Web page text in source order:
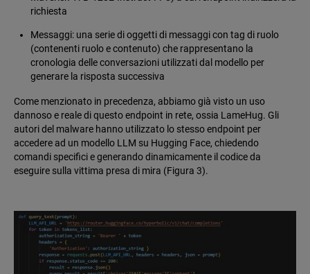
richiesta
Messaggi: una serie di oggetti di messaggi con tag di ruolo
(contenenti ruolo e contenuto) che rappresentano la
cronologia delle conversazioni utilizzati dal modello per
generare la risposta successiva
Come menzionato in precedenza, abbiamo già visto un uso
dannoso e reale di questo endpoint in rete, ossia LameHug. Gli
autori del malware hanno utilizzato lo stesso endpoint per
accedere ad un modello LLM su Hugging Face, chiedendo
comandi specifici e generando dinamicamente il codice da
eseguire sulla vittima presa di mira (Figura 3).